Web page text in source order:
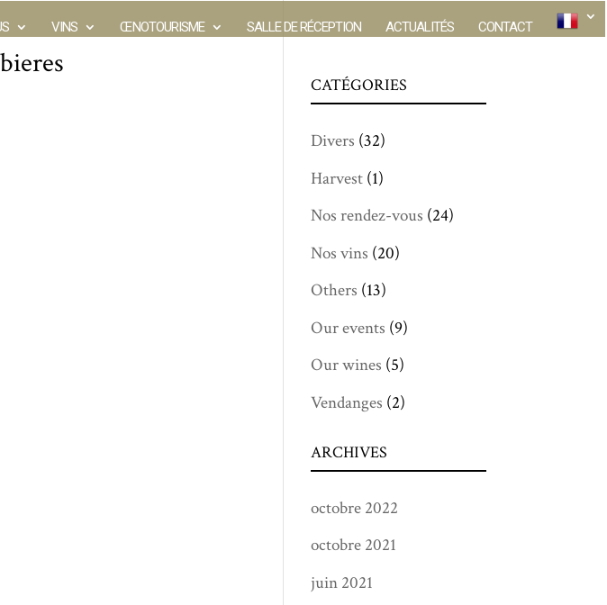
VINS ŒNOTOURISME SALLE DE RÉCEPTION ACTUALITÉS CONTACT
CATÉGORIES
Divers (32)
Harvest (1)
Nos rendez-vous (24)
Nos vins (20)
Others (13)
Our events (9)
Our wines (5)
Vendanges (2)
ARCHIVES
octobre 2022
octobre 2021
juin 2021